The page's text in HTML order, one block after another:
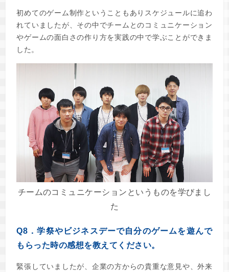
初めてのゲーム制作ということもありスケジュールに追わ
れていましたが、その中でチームとのコミュニケーション
やゲームの面白さの作り方を実践の中で学ぶことができま
した。
チームのコミュニケーションというものを学びまし
た
Q8．学祭やビジネスデーで自分のゲームを遊んで
もらった時の感想を教えてください。
緊張していましたが、企業の方からの貴重な意見や、外来